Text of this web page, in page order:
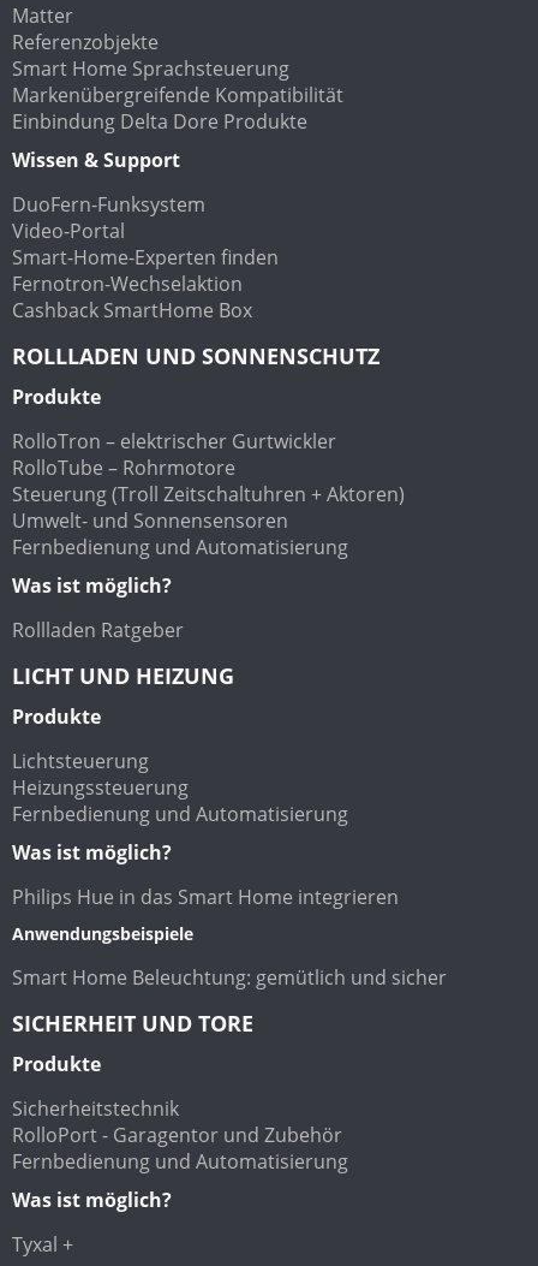
Matter
Referenzobjekte
Smart Home Sprachsteuerung
Markenübergreifende Kompatibilität
Einbindung Delta Dore Produkte
Wissen & Support
DuoFern-Funksystem
Video-Portal
Smart-Home-Experten finden
Fernotron-Wechselaktion
Cashback SmartHome Box
ROLLLADEN UND SONNENSCHUTZ
Produkte
RolloTron – elektrischer Gurtwickler
RolloTube – Rohrmotore
Steuerung (Troll Zeitschaltuhren + Aktoren)
Umwelt- und Sonnensensoren
Fernbedienung und Automatisierung
Was ist möglich?
Rollladen Ratgeber
LICHT UND HEIZUNG
Produkte
Lichtsteuerung
Heizungssteuerung
Fernbedienung und Automatisierung
Was ist möglich?
Philips Hue in das Smart Home integrieren
Anwendungsbeispiele
Smart Home Beleuchtung: gemütlich und sicher
SICHERHEIT UND TORE
Produkte
Sicherheitstechnik
RolloPort - Garagentor und Zubehör
Fernbedienung und Automatisierung
Was ist möglich?
Tyxal +